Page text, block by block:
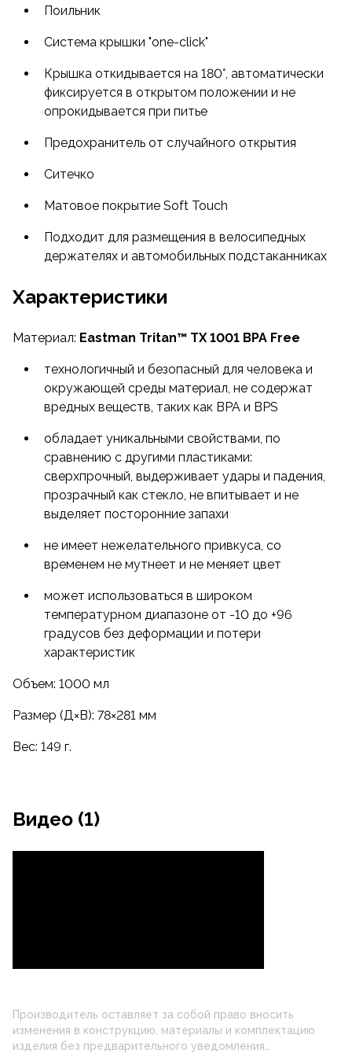
закрывать бутылку одной рукой — просто
нажмите кнопку! Крышка откидывается на 180°,
автоматически фиксируется в открытом
положении и не опрокидывается при питье,
обеспечивая максимальное удобство.
Предохранитель защитит вас от случайного
добавить ваши любимые фрукты и ягоды для
освежающего вкуса.
не скользит в руке, а диаметр основания в 500 мл
держателей и автомобильных подстаканников.
Не упустите возможность сделать каждое ваше
стильной и функциональной туристической
Поильник
Система крышки "one-click"
Крышка откидывается на 180°, автоматически
фиксируется в открытом положении и не
опрокидывается при питье
Предохранитель от случайного открытия
Ситечко
Матовое покрытие Soft Touch
Подходит для размещения в велосипедных
держателях и автомобильных подстаканниках
Видео (1)
Характеристики
Материал: Eastman Tritan™ TX 1001 BPA Free
технологичный и безопасный для человека и
окружающей среды материал, не содержат
вредных веществ, таких как BPA и BPS
обладает уникальными свойствами, по
сравнению с другими пластиками:
сверхпрочный, выдерживает удары и падения,
прозрачный как стекло, не впитывает и не
выделяет посторонние запахи
не имеет нежелательного привкуса, со
временем не мутнеет и не меняет цвет
может использоваться в широком
температурном диапазоне от -10 до +96
градусов без деформации и потери
характеристик
Объем: 1000 мл
Размер (Д×В): 78×281 мм
Вес: 149 г.
Производитель оставляет за собой право вносить
изменения в конструкцию, материалы и комплектацию
изделия без предварительного уведомления